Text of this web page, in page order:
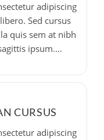
adipiscing
Sed cursus
quis sem at nibh
ipsum.…
CURSUS
adipiscing